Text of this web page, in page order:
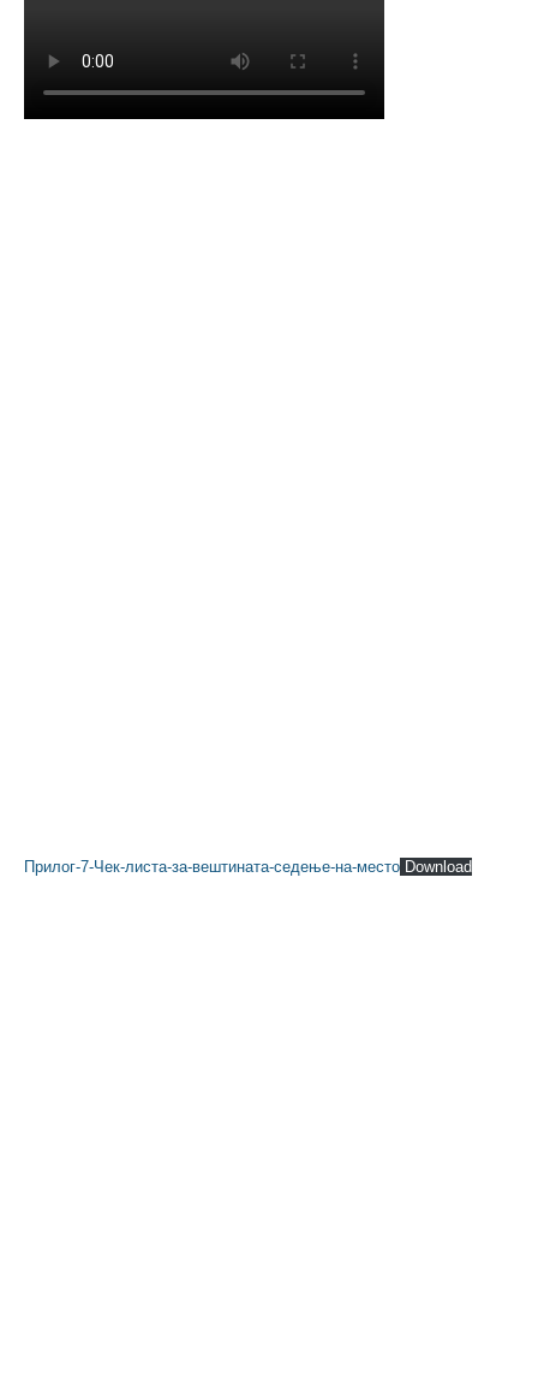
Прилог-7-Чек-листа-за-вештината-седење-на-место Download